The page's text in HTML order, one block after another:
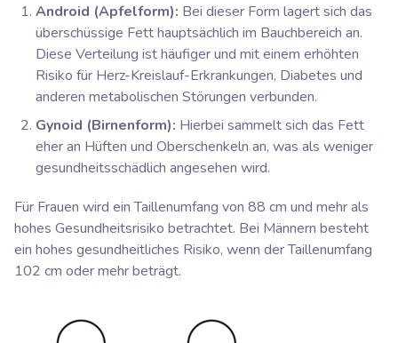
Android (Apfelform): Bei dieser Form lagert sich das
überschüssige Fett hauptsächlich im Bauchbereich an.
Diese Verteilung ist häufiger und mit einem erhöhten
Risiko für Herz-Kreislauf-Erkrankungen, Diabetes und
anderen metabolischen Störungen verbunden.
Gynoid (Birnenform): Hierbei sammelt sich das Fett
eher an Hüften und Oberschenkeln an, was als weniger
gesundheitsschädlich angesehen wird.
Für Frauen wird ein Taillenumfang von 88 cm und mehr als
hohes Gesundheitsrisiko betrachtet. Bei Männern besteht
ein hohes gesundheitliches Risiko, wenn der Taillenumfang
102 cm oder mehr beträgt.